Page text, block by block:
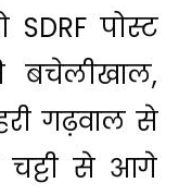
पोस्ट
बचेलीखाल,
गढ़वाल से
चट्टी से आगे